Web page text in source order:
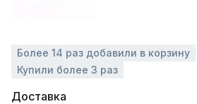
Более 14 раз добавили в корзину
Купили более 3 раз
Доставка